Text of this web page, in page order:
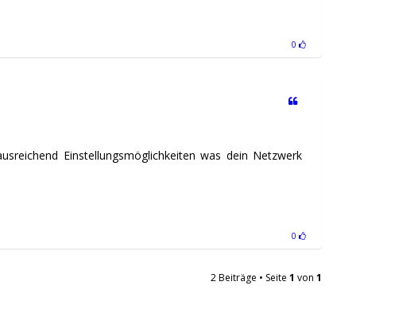
0
Einstellungsmöglichkeiten was dein Netzwerk
0
2 Beiträge • Seite 1 von 1